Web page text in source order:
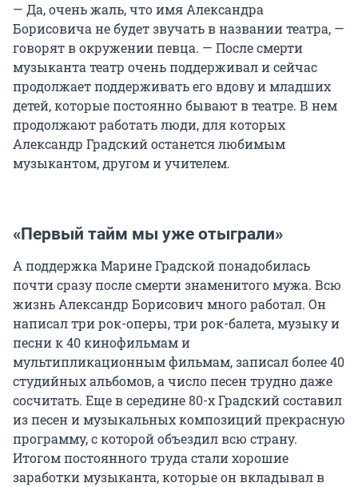
— Да, очень жаль, что имя Александра
Борисовича не будет звучать в названии театра, —
говорят в окружении певца. — После смерти
музыканта театр очень поддерживал и сейчас
продолжает поддерживать его вдову и младших
детей, которые постоянно бывают в театре. В нем
продолжают работать люди, для которых
Александр Градский останется любимым
музыкантом, другом и учителем.
«Первый тайм мы уже отыграли»
А поддержка Марине Градской понадобилась
почти сразу после смерти знаменитого мужа. Всю
жизнь Александр Борисович много работал. Он
написал три рок-оперы, три рок-балета, музыку и
песни к 40 кинофильмам и
мультипликационным фильмам, записал более 40
студийных альбомов, а число песен трудно даже
сосчитать. Еще в середине 80-х Градский составил
из песен и музыкальных композиций прекрасную
программу, с которой объездил всю страну.
Итогом постоянного труда стали хорошие
заработки музыканта, которые он вкладывал в